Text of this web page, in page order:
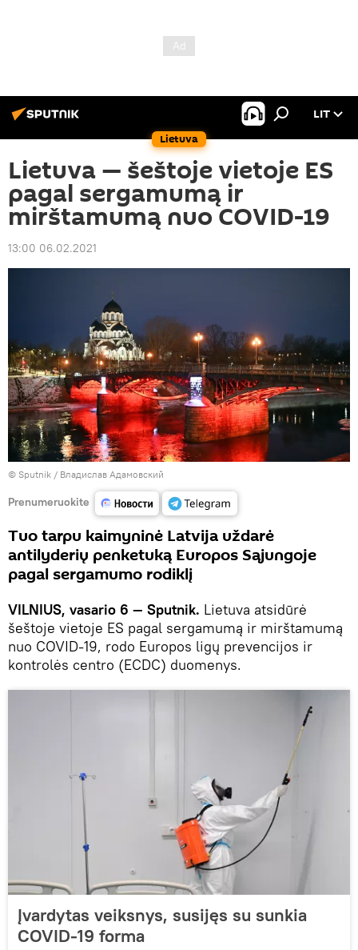
Lietuva
LIT
Lietuva — šeštoje vietoje ES
pagal sergamumą ir
mirštamumą nuo COVID-19
13:00 06.02.2021
© Sputnik / Владислав Адамовский
Prenumeruokite
Tuo tarpu kaimyninė Latvija uždarė
antilyderių penketuką Europos Sąjungoje
pagal sergamumo rodiklį
VILNIUS, vasario 6 — Sputnik. Lietuva atsidūrė
šeštoje vietoje ES pagal sergamumą ir mirštamumą
nuo COVID-19, rodo Europos ligų prevencijos ir
kontrolės centro (ECDC) duomenys.
Įvardytas veiksnys, susijęs su sunkia
COVID-19 forma